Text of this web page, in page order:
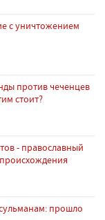
с уничтожением
против чеченцев
стоит?
- православный
прошло